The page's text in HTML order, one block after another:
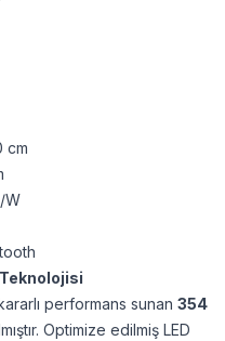
cm
W
performans sunan 354
Optimize edilmiş LED